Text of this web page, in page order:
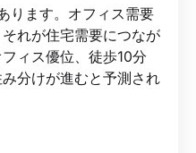
ります。オフィス需要
れが住宅需要につなが
ィス優位、徒歩10分
分けが進むと予測され